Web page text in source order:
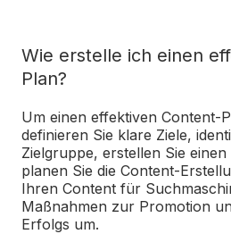
Wie erstelle ich einen
Plan?
Um einen effektiven Content-
definieren Sie klare Ziele,
Zielgruppe, erstellen Sie
planen Sie die Content-
Ihren Content für
Maßnahmen zur Promotion
Erfolgs um.